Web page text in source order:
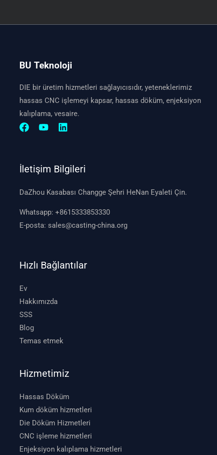
BU Teknoloji
DIE bir üretim hizmetleri sağlayıcısıdır, yeteneklerimiz
hassas CNC işlemeyi kapsar, hassas döküm, enjeksiyon
kalıplama, vesaire.
İletişim Bilgileri
DaZhou Kasabası Changge Şehri HeNan Eyaleti Çin.
Whatsapp:+8615333853330
E-posta:sales@casting-china.org
Hızlı Bağlantılar
Ev
Hakkımızda
SSS
Blog
Temas etmek
Hizmetimiz
Hassas Döküm
Kum döküm hizmetleri
Die Döküm Hizmetleri
CNC işleme hizmetleri
Enjeksiyon kalıplama hizmetleri